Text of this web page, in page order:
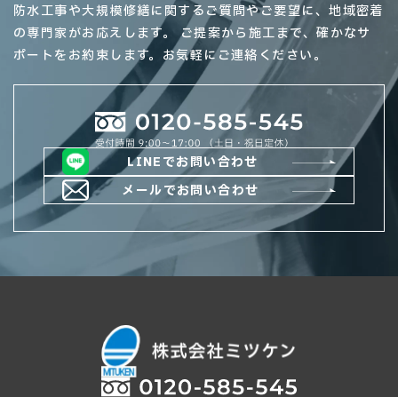
防水工事や大規模修繕に関するご質問やご要望に、地域密着
の専門家がお応えします。 ご提案から施工まで、確かなサ
ポートをお約束します。 お気軽にご連絡ください。
LINEでお問い合わせ
メールでお問い合わせ